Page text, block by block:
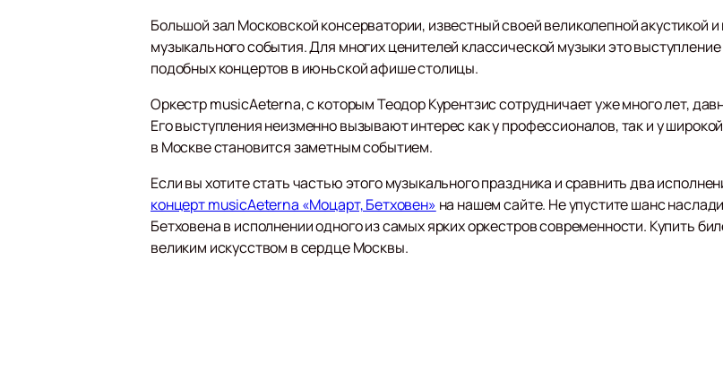
Большой зал Московской консерватории, известный своей великолепной акустикой
музыкального события. Для многих ценителей классической музыки это
подобных концертов в июньской афише столицы.
Оркестр musicAeterna, с которым Теодор Курентзис сотрудничает уже много лет,
Его выступления неизменно вызывают интерес как у профессионалов, так и у
в Москве становится заметным событием.
Если вы хотите стать частью этого музыкального праздника и сравнить два
концерт musicAeterna «Моцарт, Бетховен» на нашем сайте. Не упустите шанс
Бетховена в исполнении одного из самых ярких оркестров современности. Купить
великим искусством в сердце Москвы.